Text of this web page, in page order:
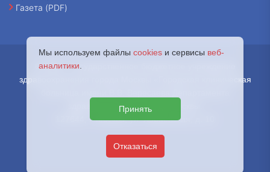
Газета (PDF)
© 2026 - Государственное бюджетное учреждение
здравоохранения города Москвы «Городская клиническая
здравоохранения города Москвы.
127644, г. Москва, ул. Лобненская, д. 10
Мы используем файлы cookies и сервисы веб-
аналитики
Принять
Отказаться